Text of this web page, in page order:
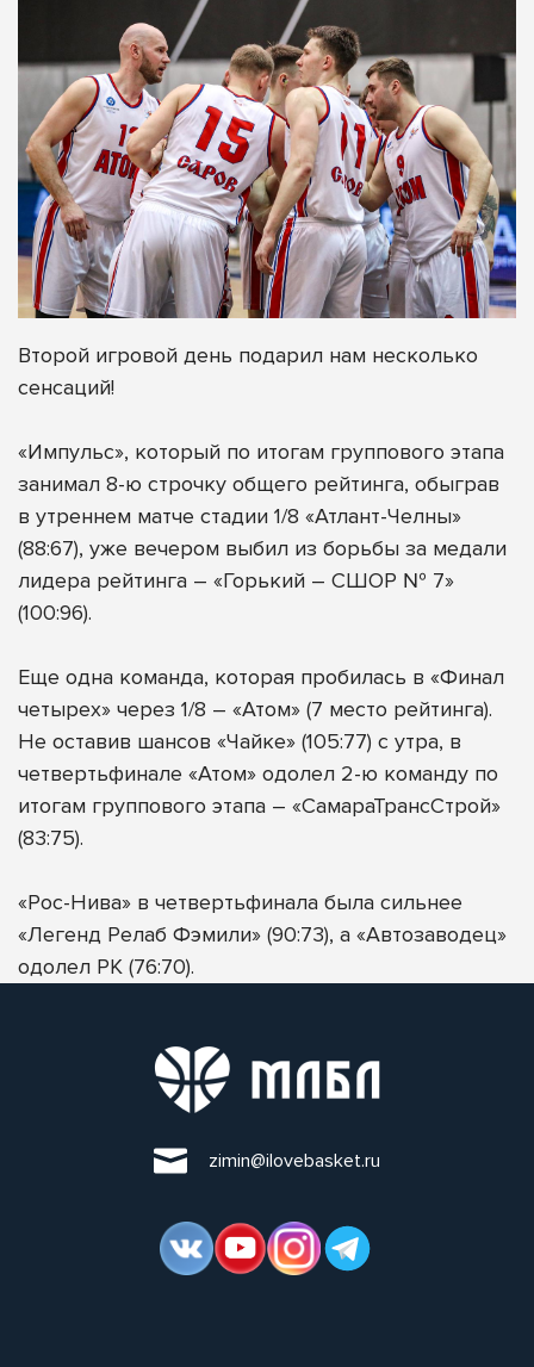
Второй игровой день подарил нам несколько
сенсаций!
«Импульс», который по итогам группового этапа
занимал 8-ю строчку общего рейтинга, обыграв
в утреннем матче стадии 1/8 «Атлант-Челны»
(88:67), уже вечером выбил из борьбы за медали
лидера рейтинга – «Горький – СШОР № 7»
(100:96).
Еще одна команда, которая пробилась в «Финал
четырех» через 1/8 – «Атом» (7 место рейтинга).
Не оставив шансов «Чайке» (105:77) с утра, в
четвертьфинале «Атом» одолел 2-ю команду по
итогам группового этапа – «СамараТрансСтрой»
(83:75).
«Рос-Нива» в четвертьфинала была сильнее
«Легенд Релаб Фэмили» (90:73), а «Автозаводец»
одолел РК (76:70).
zimin@ilovebasket.ru